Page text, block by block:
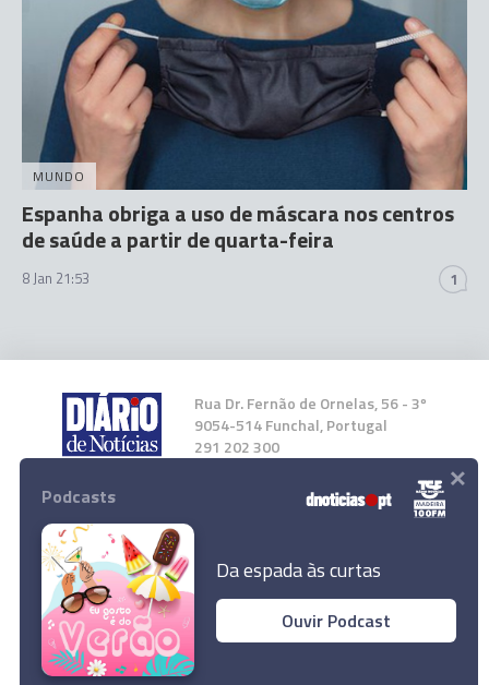
Secretário-geral do PS reconhece que "nem
tudo foi bem feito" e quer abrir novo ciclo
MUNDO
Espanha obriga a uso de máscara nos centros
de saúde a partir de quarta-feira
8 Jan 21:53 1
Rua Dr. Fernão de Ornelas, 56 - 3º
9054-514 Funchal, Portugal
291 202 300
Instale a nossa App
© 2024 Empresa Diário de Notícias, Lda.
Todos os direitos reservados.
Podcasts
Da espada às curtas
Ouvir Podcast
×